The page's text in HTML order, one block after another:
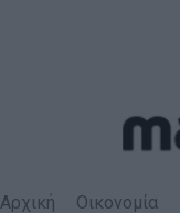
Αρχική Οικονομία